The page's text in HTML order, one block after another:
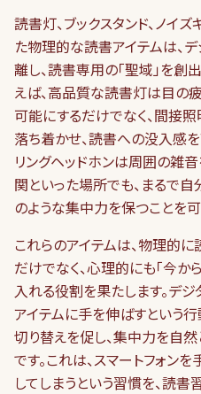
読書灯、ブックスタンド、ノイ
た物理的な読書アイテムは、
離し、読書専用の「聖域」を創
えば、高品質な読書灯は目の
可能にするだけでなく、間接
落ち着かせ、読書への没入感を
リングヘッドホンは周囲の雑
関といった場所でも、まるで
のような集中力を保つことを可
これらのアイテムは、物理的
だけでなく、心理的にも「今か
入れる役割を果たします。デ
アイテムに手を伸ばすという
切り替えを促し、集中力を自
です。これは、スマートフォン
してしまうという習慣を、読